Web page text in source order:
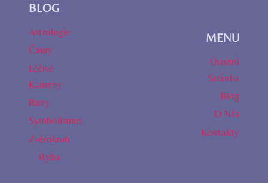
BLOG
Astrologie
Čakry
Léčivé
Kameny
Runy
Symbolismus
Zvěrokruh
Ryba
MENU
Úvodní
Stránka
Blog
O Nás
Kontakty